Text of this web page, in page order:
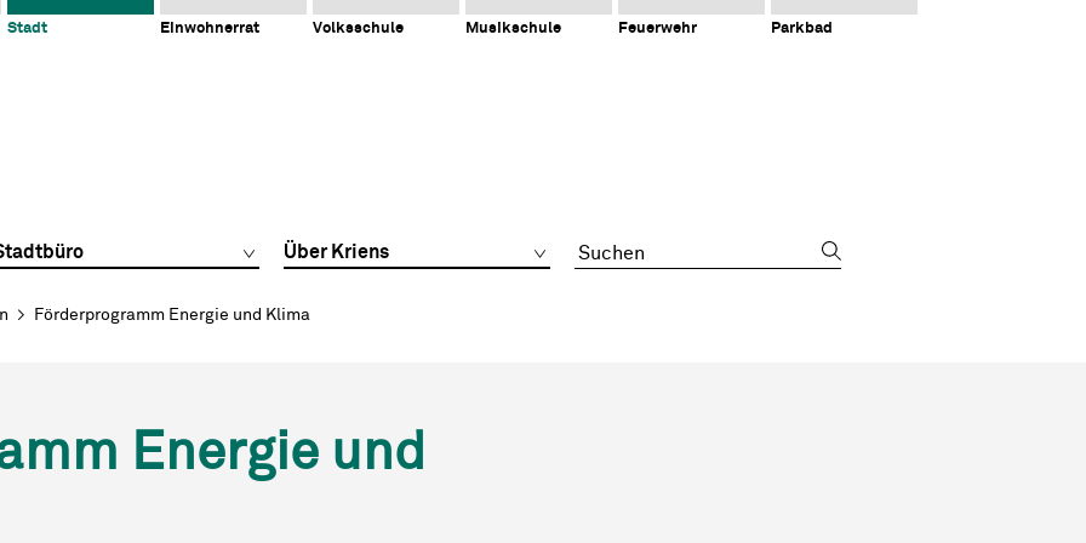
Stadt Einwohnerrat Volksschule Musikschule Feuerwehr Parkbad
Über Kriens Suchbegriff
Förderprogramm Energie und Klima
Energie und